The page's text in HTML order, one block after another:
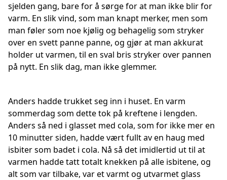
sjelden gang, bare for å sørge for at man ikke blir for
varm. En slik vind, som man knapt merker, men som
man føler som noe kjølig og behagelig som stryker
over en svett panne panne, og gjør at man akkurat
holder ut varmen, til en sval bris stryker over pannen
på nytt. En slik dag, man ikke glemmer.
Anders hadde trukket seg inn i huset. En varm
sommerdag som dette tok på kreftene i lengden.
Anders så ned i glasset med cola, som for ikke mer en
10 minutter siden, hadde vært fullt av en haug med
isbiter som badet i cola. Nå så det imidlertid ut til at
varmen hadde tatt totalt knekken på alle isbitene, og
alt som var tilbake, var et varmt og utvarmet glass